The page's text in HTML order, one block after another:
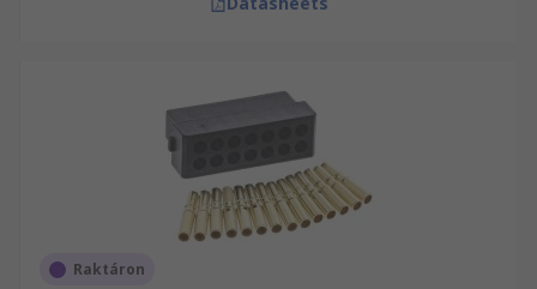
Raktáron